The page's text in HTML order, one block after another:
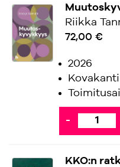
Riikka
72,00 €
2026
-
KKO:n